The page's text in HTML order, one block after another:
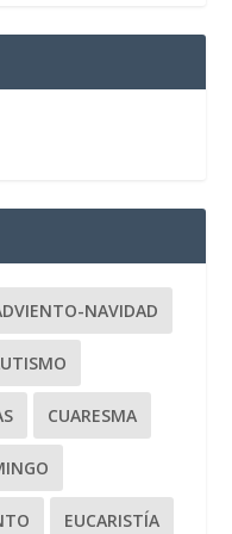
NAVIDAD
CUARESMA
EUCARISTÍA